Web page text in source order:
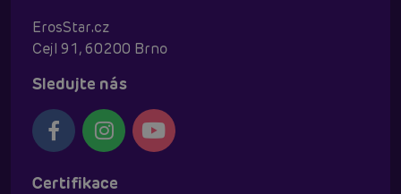
ErosStar.cz
Cejl 91, 60200 Brno
Sledujte nás
Certifikace